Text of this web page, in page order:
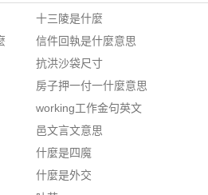
十三陵是什麼
信件回執是什麼意思
抗洪沙袋尺寸
房子押一付一什麼意思
working工作金句英文
邑文言文意思
什麼是四魔
什麼是外交